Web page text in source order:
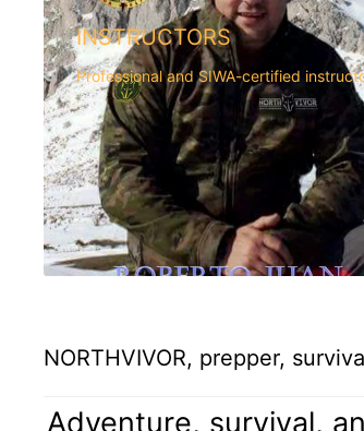
INSTRUCTORS
Professional and SIWA-certified
NORTHVIVOR, prepper,
Adventure, survival,